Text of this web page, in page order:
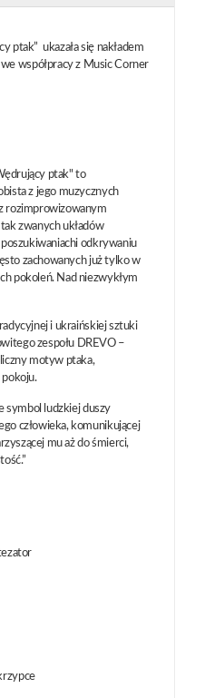
ptak” ukazała się nakładem
współpracy z Music Corner
ptak" to
z jego muzycznych
rozimprowizowanym
zwanych układów
odkrywaniu
zachowanych już tylko w
pokoleń. Nad niezwykłym
i ukraińskiej sztuki
zespołu DREVO –
motyw ptaka,
pokoju.
symbol ludzkiej duszy
człowieka, komunikującej
mu aż do śmierci,